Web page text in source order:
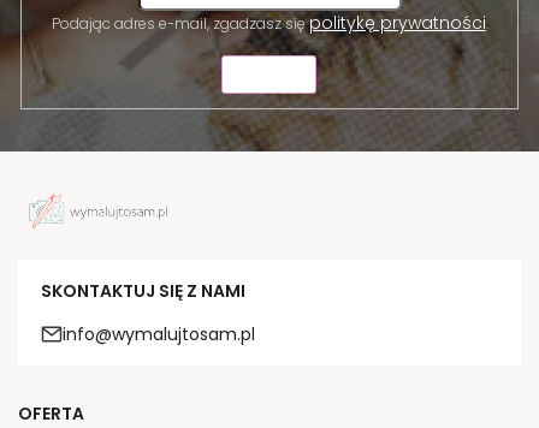
Podając adres e-mail, zgadzasz siępolitykę prywatności.
SKONTAKTUJ SIĘ Z NAMI
info@wymalujtosam.pl
OFERTA